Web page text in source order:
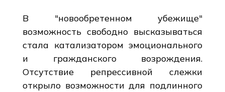
В "новообретенном убежище"
возможность свободно высказываться
стала катализатором эмоционального
и гражданского возрождения.
Отсутствие репрессивной слежки
открыло возможности для подлинного